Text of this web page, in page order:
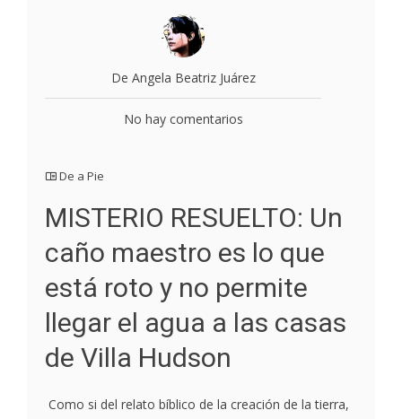
De Angela Beatriz Juárez
No hay comentarios
De a Pie
MISTERIO RESUELTO: Un
caño maestro es lo que
está roto y no permite
llegar el agua a las casas
de Villa Hudson
Como si del relato bíblico de la creación de la tierra,